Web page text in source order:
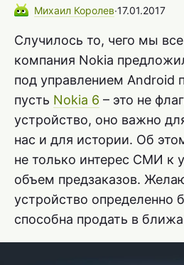
Михаил Королев∙17.01.2017
Случилось то, чего мы
компания Nokia
под управлением Android
пусть Nokia 6 – это не
устройство, оно важно
нас и для истории. Об
не только интерес СМИ к
объем предзаказов.
устройство определенно
способна продать в